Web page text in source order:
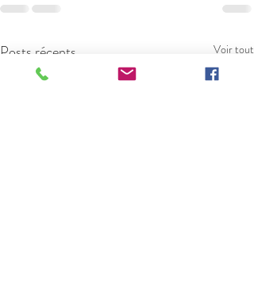
Posts récents Voir tout